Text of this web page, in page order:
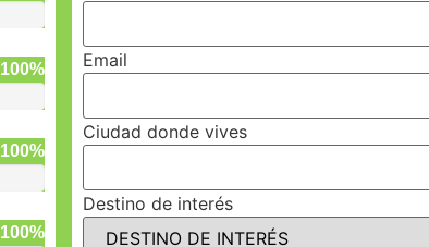
100%
100%
100%
Email
Ciudad donde vives
Destino de interés